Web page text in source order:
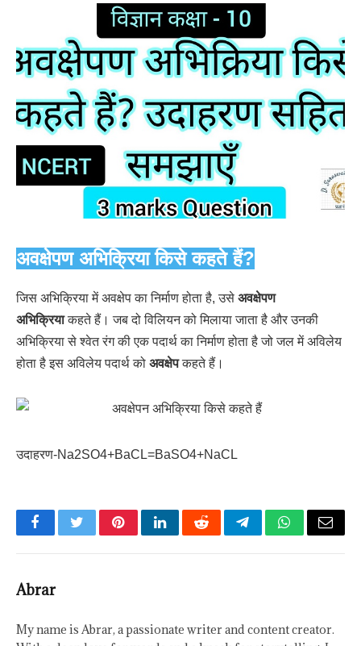
अवक्षेपण अभिक्रिया किसे कहते हैं?
जिस अभिक्रिया में अवक्षेप का निर्माण होता है, उसे अवक्षेपण
अभिक्रियाकहते हैं। जब दो विलियन को मिलाया जाता है और उनकी
अभिक्रिया से श्वेत रंग की एक पदार्थ का निर्माण होता है जो जल में अविलेय
होता है इस अविलेय पदार्थ को अवक्षेपकहते हैं।
उदाहरण-Na2SO4+BaCL=BaSO4+NaCL
FacebookTwitterPinterestLinkedInRedditTelegramWhatsApp
Email
Abrar
My name is Abrar, a passionate writer and content creator.